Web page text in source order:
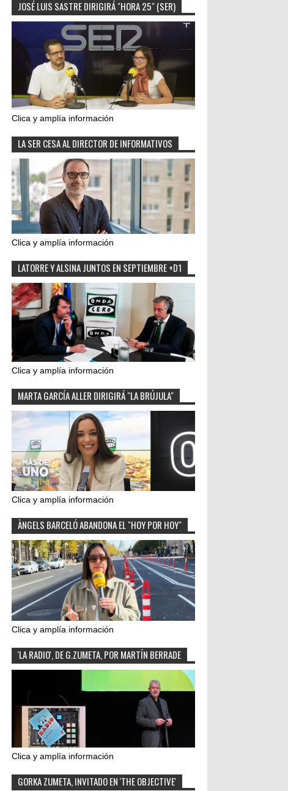
JOSÉ LUIS SASTRE DIRIGIRÁ "HORA 25" (SER)
Clica y amplía información
LA SER CESA AL DIRECTOR DE INFORMATIVOS
Clica y amplía información
LATORRE Y ALSINA JUNTOS EN SEPTIEMBRE +D1
Clica y amplía información
MARTA GARCÍA ALLER DIRIGIRÁ "LA BRÚJULA"
Clica y amplía información
ÀNGELS BARCELÓ ABANDONA EL "HOY POR HOY"
Clica y amplía información
'LA RADIO', DE G.ZUMETA, POR MARTÍN BERRADE
Clica y amplía información
GORKA ZUMETA, INVITADO EN 'THE OBJECTIVE'